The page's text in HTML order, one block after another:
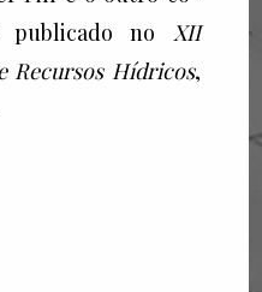
no XII
Recursos Hídricos,